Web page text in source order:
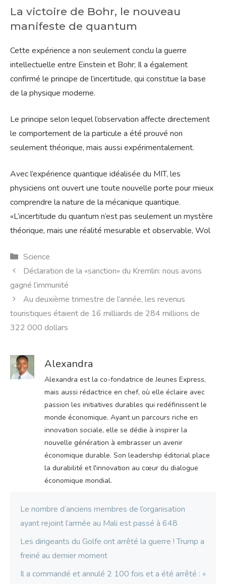
La victoire de Bohr, le nouveau
manifeste de quantum
Cette expérience a non seulement conclu la guerre
intellectuelle entre Einstein et Bohr; Il a également
confirmé le principe de l’incertitude, qui constitue la base
de la physique moderne.
Le principe selon lequel l’observation affecte directement
le comportement de la particule a été prouvé non
seulement théorique, mais aussi expérimentalement.
Avec l’expérience quantique idéalisée du MIT, les
physiciens ont ouvert une toute nouvelle porte pour mieux
comprendre la nature de la mécanique quantique.
«L’incertitude du quantum n’est pas seulement un mystère
théorique, mais une réalité mesurable et observable, Wol
Catégories
Science
Déclaration de la «sanction» du Kremlin: nous avons
gagné l’immunité
Au deuxième trimestre de l’année, les revenus
touristiques étaient de 16 milliards de 284 millions de
322 000 dollars
Alexandra
Alexandra est la co-fondatrice de Jeunes Express,
mais aussi rédactrice en chef, où elle éclaire avec
passion les initiatives durables qui redéfinissent le
monde économique. Ayant un parcours riche en
innovation sociale, elle se dédie à inspirer la
nouvelle génération à embrasser un avenir
économique durable. Son leadership éditorial place
la durabilité et l'innovation au cœur du dialogue
économique mondial.
Le nombre d’anciens membres de l’organisation
ayant rejoint l’armée au Mali est passé à 648
Les dirigeants du Golfe ont arrêté la guerre ! Trump a
freiné au dernier moment
Il a commandé et annulé 2 100 fois et a été arrêté : «